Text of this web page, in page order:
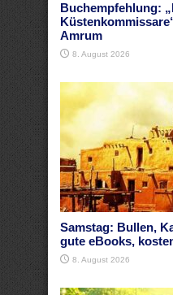
Buchempfehlung:
Amrum
8. August 2026
Samstag: Bullen,
gute eBooks,
8. August 2026